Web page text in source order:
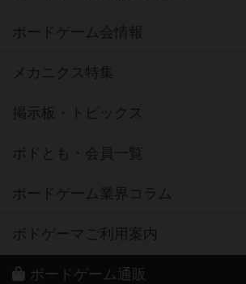
ボードゲーム会情報
メカニクス特集
掲示板・トピックス
ボドとも・会員一覧
ボードゲーム業界コラム
ボドゲーマご利用案内
ボードゲーム通販